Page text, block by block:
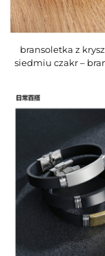
bransoletka z
siedmiu czakr –
szlachetnych,
robiona,
pleciona
boho, duchowa
kobiet i mężczyzn
BS0401